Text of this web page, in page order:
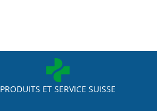
PRODUITS ET SERVICE SUISSE